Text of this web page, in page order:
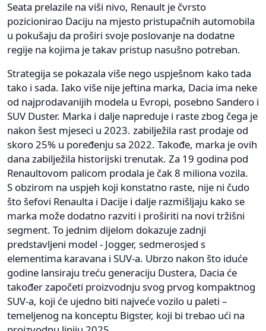
Seata prelazile na viši nivo, Renault je čvrsto
pozicionirao Daciju na mjesto pristupačnih automobila
u pokušaju da proširi svoje poslovanje na dodatne
regije na kojima je takav pristup nasušno potreban.
Strategija se pokazala više nego uspješnom kako tada
tako i sada. Iako više nije jeftina marka, Dacia ima neke
od najprodavanijih modela u Evropi, posebno Sandero i
SUV Duster. Marka i dalje napreduje i raste zbog čega je
nakon šest mjeseci u 2023. zabilježila rast prodaje od
skoro 25% u poređenju sa 2022. Takođe, marka je ovih
dana zabilježila historijski trenutak. Za 19 godina pod
Renaultovom palicom prodala je čak 8 miliona vozila.
S obzirom na uspjeh koji konstatno raste, nije ni čudo
što šefovi Renaulta i Dacije i dalje razmišljaju kako se
marka može dodatno razviti i proširiti na novi tržišni
segment. To jednim dijelom dokazuje zadnji
predstavljeni model - Jogger, sedmerosjed s
elementima karavana i SUV-a. Ubrzo nakon što iduće
godine lansiraju treću generaciju Dustera, Dacia će
također započeti proizvodnju svog prvog kompaktnog
SUV-a, koji će ujedno biti najveće vozilo u paleti –
temeljenog na konceptu Bigster, koji bi trebao ući na